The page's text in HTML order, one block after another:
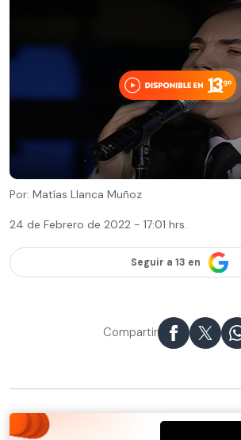
Por: Matías Llanca Muñoz
24 de Febrero de 2022 - 17:01 hrs.
Seguir a 13 en
Compartir